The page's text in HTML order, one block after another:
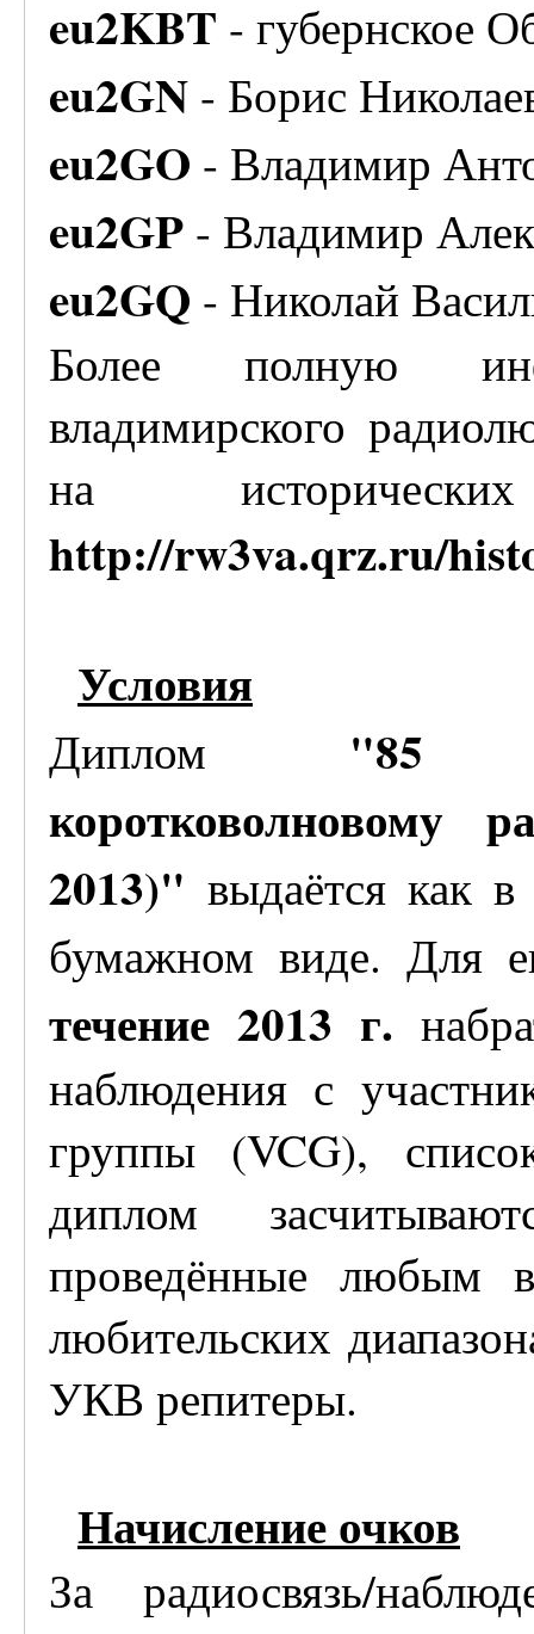
eu2KBT - губернское
eu2GN - Борис
eu2GO - Владимир
eu2GP - Владимир
eu2GQ - Николай
Более полную
владимирского
на
http://rw3va.qrz.ru/
Условия
Диплом "85
коротковолновому
2013)" выдаётся как
бумажном виде. Для
течение 2013 г.
наблюдения с
группы (VCG),
диплом
проведённые любым
любительских
УКВ репитеры.
Начисление очков
За радиосвязь/